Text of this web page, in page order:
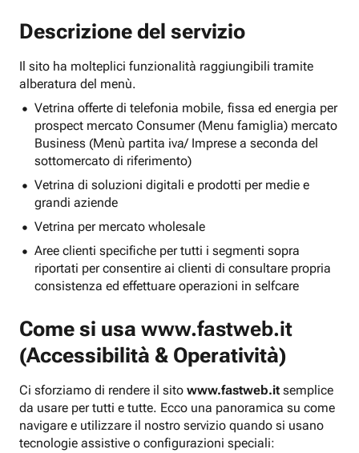
Descrizione del servizio
Il sito ha molteplici funzionalità raggiungibili tramite
alberatura del menù.
Vetrina offerte di telefonia mobile, fissa ed energia per
prospect mercato Consumer (Menu famiglia) mercato
Business (Menù partita iva/ Imprese a seconda del
sottomercato di riferimento)
Vetrina di soluzioni digitali e prodotti per medie e
grandi aziende
Vetrina per mercato wholesale
Aree clienti specifiche per tutti i segmenti sopra
riportati per consentire ai clienti di consultare propria
consistenza ed effettuare operazioni in selfcare
Come si usa www.fastweb.it
(Accessibilità & Operatività)
Ci sforziamo di rendere il sito www.fastweb.it semplice
da usare per tutti e tutte. Ecco una panoramica su come
navigare e utilizzare il nostro servizio quando si usano
tecnologie assistive o configurazioni speciali: